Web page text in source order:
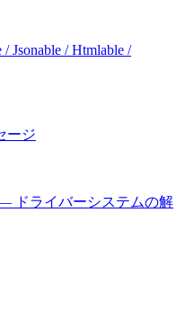
Jsonable / Htmlable /
ージ
— ドライバーシステムの解